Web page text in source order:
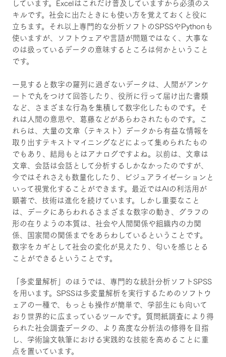
しています。Excelはこれだけ普及していますから必須のス
キルです。社会に出たときにも使い方を覚えておくと役に
立ちます。それ以上専門的な分析ソフトのSPSSやPythonも
使いますが、ソフトウェアや言語が問題ではなく、大事な
のは扱っているデータの意味するところは何かということ
です。
一見すると数字の羅列に過ぎないデータは、人間がアンケ
ートで丸をつけて回答したり、役所に行って届け出た書類
など、さまざまな行為を集積して数字化したものです。そ
れは人間の意思や、葛藤などがあらわされたものです。こ
れらは、大量の文章（テキスト）データから有益な情報を
取り出すテキストマイニングなどによって集められたもの
でもあり、結局もとはアナログですよね。以前は、文章は
文章、会話は会話として分析するしかなかったのですが、
今ではそれさえも数量化したり、ビジュアライゼーションと
いって視覚化することができます。最近ではAIの利活用が
顕著で、技術は進化を続けています。しかし重要なこと
は、データにあらわれるさまざまな数字の動き、グラフの
形の在りようの本質は、社会や人間関係や組織内の力関
係、国家間の関係までをあらわしているということです。
数字をカギとして社会の変化が見えたり、匂いを感じとる
ことができるということです。
「多変量解析」のほうでは、専門的な統計分析ソフトSPSS
を用います。SPSSは多変量解析を実行するためのソフトウ
ェアの一種で、もっとも操作が簡単で、学部生にも向いて
おり世界的に広まっているツールです。質問紙調査により得
られた社会調査データの、より高度な分析法の修得を目指
し、学術論文執筆における実践的な技能を高めることに重
点を置いています。